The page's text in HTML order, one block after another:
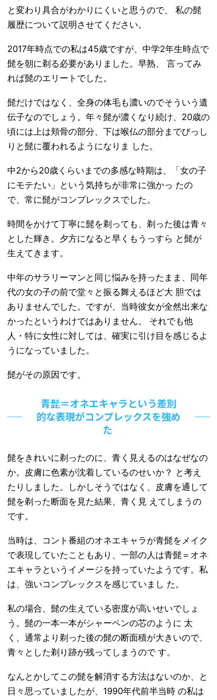
と変わり具合がわかりにくいと思うので、 私の髭
履歴について説明させてください。
2017年時点での私は45歳ですが、中学2年生時点で
髭を朝に剃る必要がありました。早熟、 言ってみ
れば髭のエリートでした。
髭だけではなく、全身の体毛も濃いのでそういう遺
伝子なのでしょう。年々髭が濃くなり続け、20歳の
頃には上は頬骨の部分、下は喉仏の部分までびっし
りと髭に覆われるようになりま した。
中2から20歳くらいまでの多感な時期は、「女の子
にモテたい」という気持ちが非常に強かっ たの
で、常に髭がコンプレックスでした。
時間をかけて丁寧に髭を剃っても、剃った後は青々
とした輝き。夕方になると早くもうっすら と髭が
生えてきます。
中年のサラリーマンと同じ悩みを持ったまま、同年
代の女の子の前で堂々と振る舞えるほど大 胆では
ありませんでした。ですが、当時彼女が全然出来な
かったというわけではありません。 それでも他
人・特に女性に対しては、確実に引け目を感じるよ
うになっていました。
髭がその原因です。
青髭＝オネエキャラという差別
的な表現がコンプレックスを強め
た
髭をきれいに剃ったのに、青く見えるのはなぜなの
か。皮膚に色素が沈着しているのせいか？ と考え
たりしました。しかしそうではなく、皮膚を通して
髭を剃った断面を見た結果、青く見 えてしまうの
です。
当時は、コント番組のオネエキャラが青髭をメイク
で表現していたこともあり、一部の人は青髭＝オネ
エキャラというイメージを持っていたようです。私
は、強いコンプレックスを感じていまし た。
私の場合、髭の生えている密度が高いせいでしょ
う。髭の一本一本がシャーペンの芯のように 太
く、通常より剃った後の髭の断面積が大きいので、
青々とした剃り跡が残ってしまうので す。
なんとかしてこの髭を解消する方法はないのか、と
日々思っていましたが、1990年代前半当時 の私は